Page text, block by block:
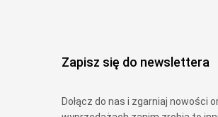
Zapisz się do newslettera
Dołącz do nas i zgarniaj nowości